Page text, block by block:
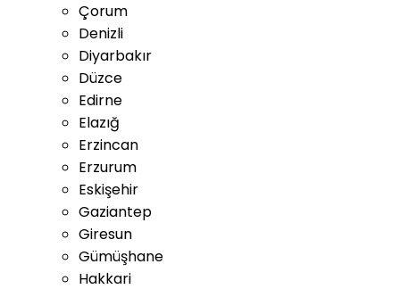
Çorum
Denizli
Diyarbakır
Düzce
Edirne
Elazığ
Erzincan
Erzurum
Eskişehir
Gaziantep
Giresun
Gümüşhane
Hakkari